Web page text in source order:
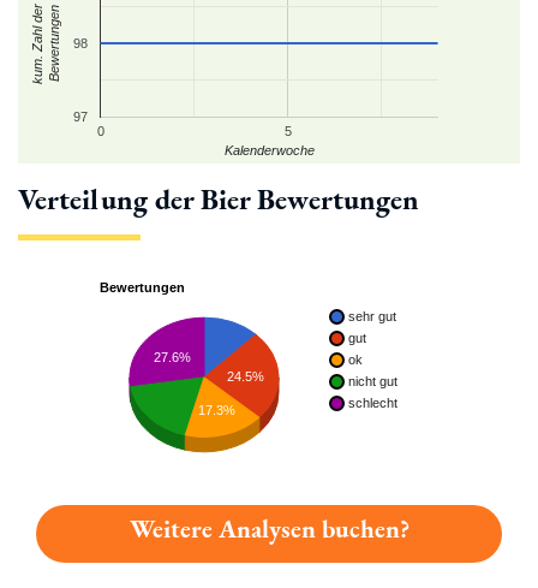
0 5
97
98
Kalenderwoche
kum. Zahl derBewertungen
Verteilung der Bier Bewertungen
Bewertungen
sehr gut
gut
ok
nicht gut
schlecht
24.5%
27.6%
17.3%
Weitere Analysen buchen?